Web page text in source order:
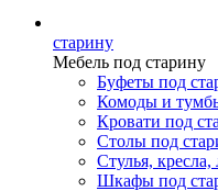
старину
Мебель под старину
Буфеты под
Комоды и
Кровати под
Столы под
Стулья,
Шкафы под